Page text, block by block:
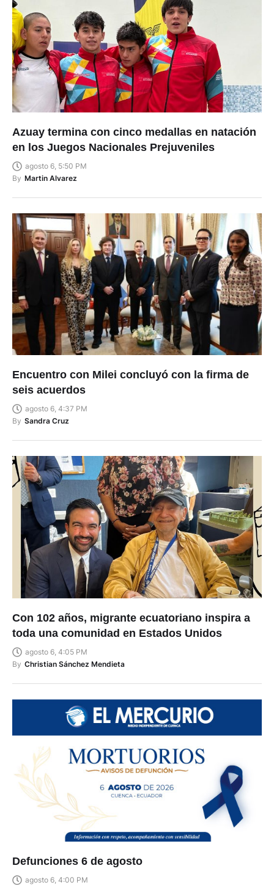
Azuay termina con cinco medallas en natación
en los Juegos Nacionales Prejuveniles
agosto 6, 5:50 PM
By Martin Alvarez
Encuentro con Milei concluyó con la firma de
seis acuerdos
agosto 6, 4:37 PM
By Sandra Cruz
Con 102 años, migrante ecuatoriano inspira a
toda una comunidad en Estados Unidos
agosto 6, 4:05 PM
By Christian Sánchez Mendieta
Defunciones 6 de agosto
agosto 6, 4:00 PM